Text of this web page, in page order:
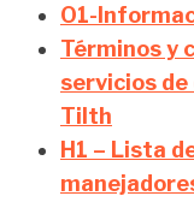
O1-
Términos y
servicios
Tilth
H1 – Lista